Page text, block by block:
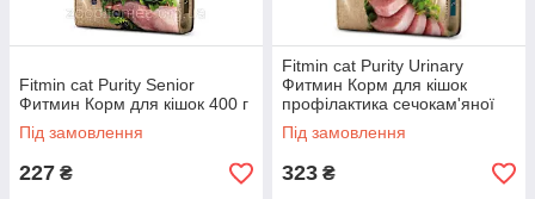
Fitmin cat Purity Senior
Фитмин Корм для кішок 400 г
Під замовлення
227 ₴
Fitmin cat Purity Urinary
Фитмин Корм для кішок
профілактика сечокам'яної
хвороб системи на вагу 1кг
Під замовлення
323 ₴